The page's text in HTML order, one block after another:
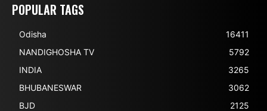
POPULAR TAGS
Odisha
16411
NANDIGHOSHA TV
5792
INDIA
3265
BHUBANESWAR
3062
BJD
2125